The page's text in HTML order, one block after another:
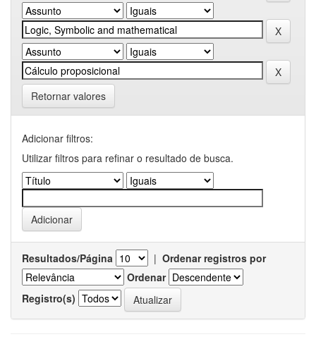
Retornar valores
Adicionar filtros:
Utilizar filtros para refinar o resultado de busca.
Resultados/Página | Ordenar registros por
Ordenar
Registro(s)